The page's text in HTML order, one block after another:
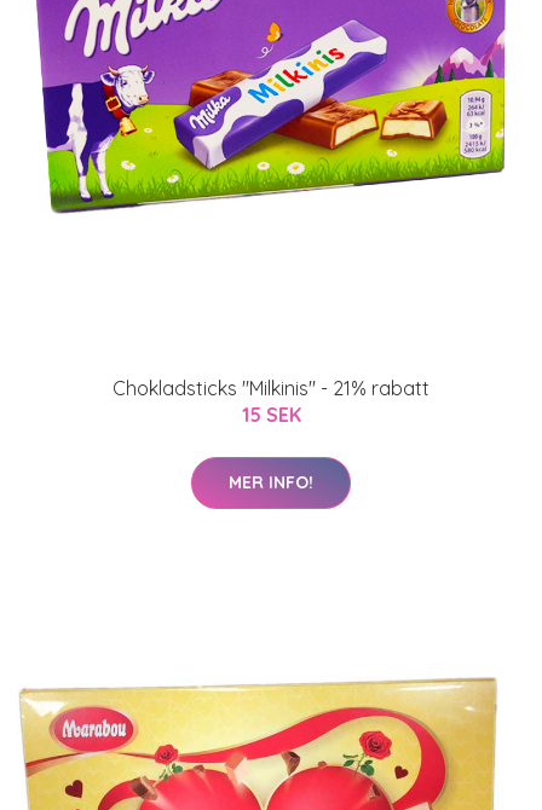
Chokladsticks "Milkinis" - 21% rabatt
15 SEK
MER INFO!